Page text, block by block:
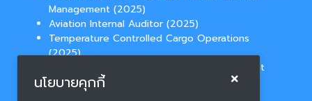
Management (2025)
Aviation Internal Auditor (2025)
Temperature Controlled Cargo Operations
(2025)
Aviation Law for Route Network Development
(2025)
นโยบายคุกกี้